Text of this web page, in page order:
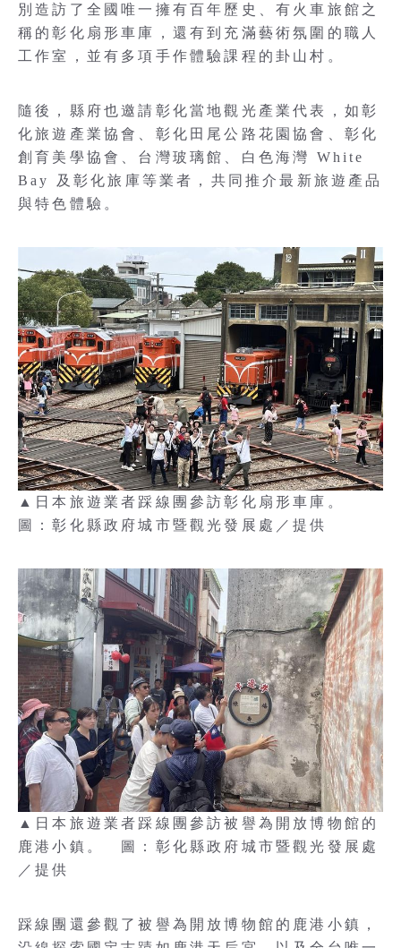
別造訪了全國唯一擁有百年歷史、有火車旅館之
稱的彰化扇形車庫，還有到充滿藝術氛圍的職人
工作室，並有多項手作體驗課程的卦山村。
隨後，縣府也邀請彰化當地觀光產業代表，如彰
化旅遊產業協會、彰化田尾公路花園協會、彰化
創育美學協會、台灣玻璃館、白色海灣 White
Bay 及彰化旅庫等業者，共同推介最新旅遊產品
與特色體驗。
▲日本旅遊業者踩線團參訪彰化扇形車庫。
圖：彰化縣政府城市暨觀光發展處／提供
▲日本旅遊業者踩線團參訪被譽為開放博物館的
鹿港小鎮。 圖：彰化縣政府城市暨觀光發展處
／提供
踩線團還參觀了被譽為開放博物館的鹿港小鎮，